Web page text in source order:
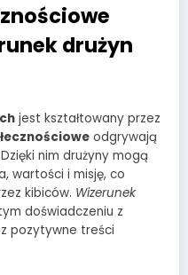
drużyn
jest kształtowany przez
odgrywają
nim drużyny mogą
wartości i misję, co
kibiców. Wizerunek
doświadczeniu z
pozytywne treści